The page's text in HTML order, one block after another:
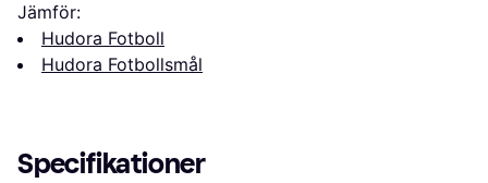
Jämför:
Hudora Fotboll
Hudora Fotbollsmål
Specifikationer